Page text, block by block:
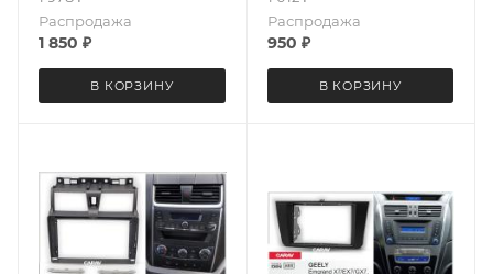
Распродажа
1 850 ₽
В КОРЗИНУ
Распродажа
950 ₽
В КОРЗИНУ